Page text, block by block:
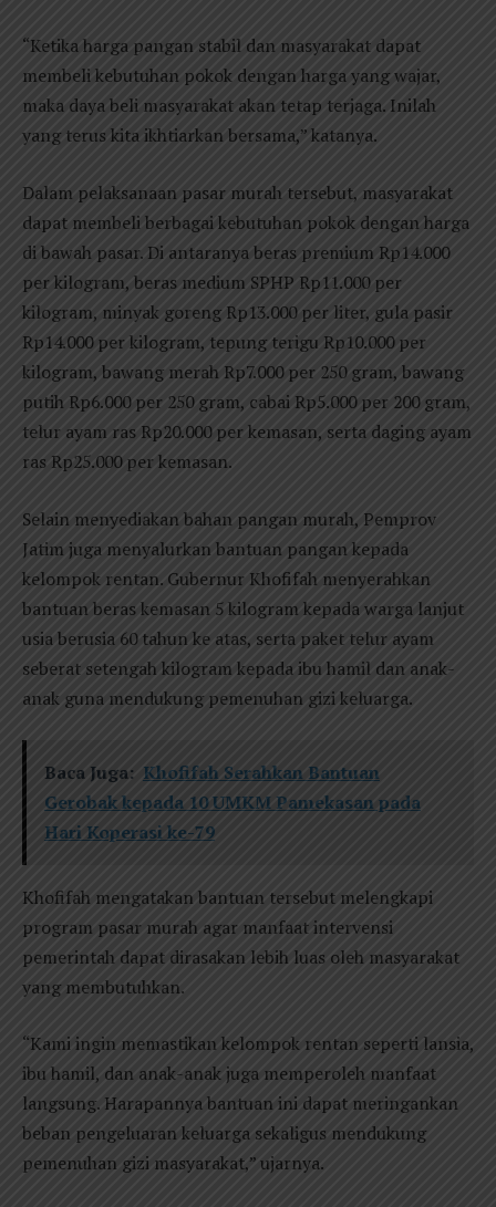
“Ketika harga pangan stabil dan masyarakat dapat
membeli kebutuhan pokok dengan harga yang wajar,
maka daya beli masyarakat akan tetap terjaga. Inilah
yang terus kita ikhtiarkan bersama,” katanya.
Dalam pelaksanaan pasar murah tersebut, masyarakat
dapat membeli berbagai kebutuhan pokok dengan harga
di bawah pasar. Di antaranya beras premium Rp14.000
per kilogram, beras medium SPHP Rp11.000 per
kilogram, minyak goreng Rp13.000 per liter, gula pasir
Rp14.000 per kilogram, tepung terigu Rp10.000 per
kilogram, bawang merah Rp7.000 per 250 gram, bawang
putih Rp6.000 per 250 gram, cabai Rp5.000 per 200 gram,
telur ayam ras Rp20.000 per kemasan, serta daging ayam
ras Rp25.000 per kemasan.
Selain menyediakan bahan pangan murah, Pemprov
Jatim juga menyalurkan bantuan pangan kepada
kelompok rentan. Gubernur Khofifah menyerahkan
bantuan beras kemasan 5 kilogram kepada warga lanjut
usia berusia 60 tahun ke atas, serta paket telur ayam
seberat setengah kilogram kepada ibu hamil dan anak-
anak guna mendukung pemenuhan gizi keluarga.
Baca Juga: Khofifah Serahkan Bantuan
Gerobak kepada 10 UMKM Pamekasan pada
Hari Koperasi ke-79
Khofifah mengatakan bantuan tersebut melengkapi
program pasar murah agar manfaat intervensi
pemerintah dapat dirasakan lebih luas oleh masyarakat
yang membutuhkan.
“Kami ingin memastikan kelompok rentan seperti lansia,
ibu hamil, dan anak-anak juga memperoleh manfaat
langsung. Harapannya bantuan ini dapat meringankan
beban pengeluaran keluarga sekaligus mendukung
pemenuhan gizi masyarakat,” ujarnya.